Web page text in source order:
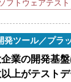
ソフトウェアテスト
発ツール／プラ
企業の開発基
上がテスト